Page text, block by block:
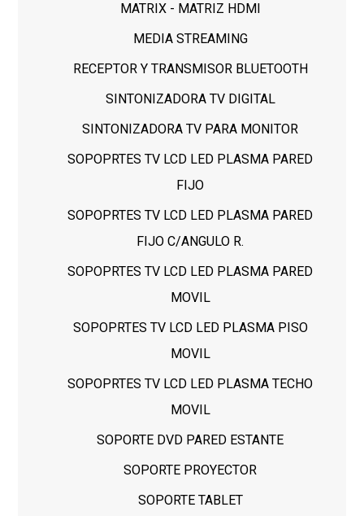
MATRIX - MATRIZ HDMI
MEDIA STREAMING
RECEPTOR Y TRANSMISOR BLUETOOTH
SINTONIZADORA TV DIGITAL
SINTONIZADORA TV PARA MONITOR
SOPOPRTES TV LCD LED PLASMA PARED
FIJO
SOPOPRTES TV LCD LED PLASMA PARED
FIJO C/ANGULO R.
SOPOPRTES TV LCD LED PLASMA PARED
MOVIL
SOPOPRTES TV LCD LED PLASMA PISO
MOVIL
SOPOPRTES TV LCD LED PLASMA TECHO
MOVIL
SOPORTE DVD PARED ESTANTE
SOPORTE PROYECTOR
SOPORTE TABLET